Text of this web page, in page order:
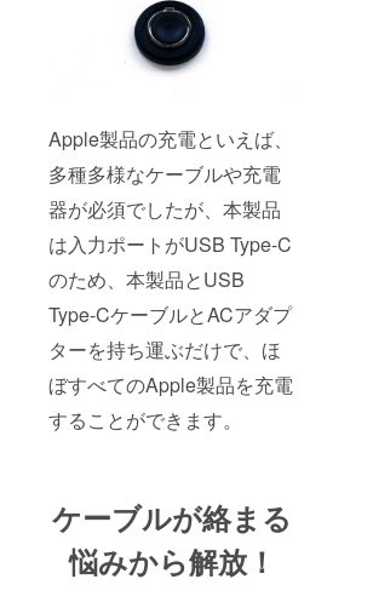
Apple製品の充電といえば、
多種多様なケーブルや充電
器が必須でしたが、本製品
は入力ポートがUSB Type-C
のため、本製品とUSB
Type-CケーブルとACアダプ
ターを持ち運ぶだけで、ほ
ぼすべてのApple製品を充電
することができます。
ケーブルが絡まる
悩みから解放！